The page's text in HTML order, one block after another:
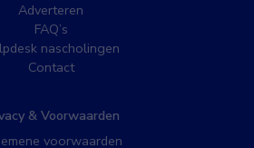
Adverteren
FAQ’s
nascholingen
Contact
& Voorwaarden
voorwaarden